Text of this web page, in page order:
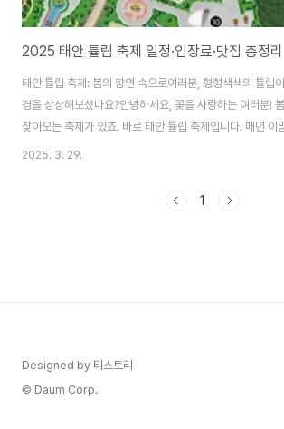
2025 태안 튤립 축제 일정·입장료·맛집 총정리
태안 튤립 축제: 봄의 향연 속으로여러분, 형형색색의 튤립
경을 상상해보셨나요?안녕하세요, 꽃을 사랑하는 여러분!
찾아오는 축제가 있죠. 바로 태안 튤립 축제입니다. 매년 이
설레는데요, 올해도 그 아름다운 풍경을 기대하며 정보를 나
2025. 3. 29.
1
Designed by 티스토리
© Daum Corp.